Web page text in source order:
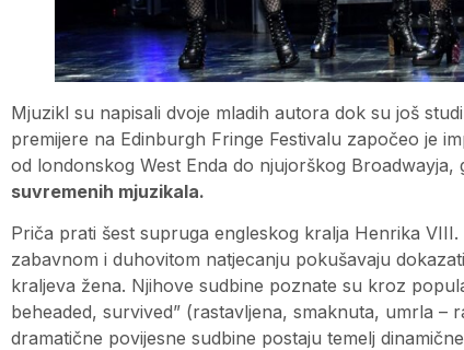
Mjuzikl su napisali dvoje mladih autora dok su još
premijere na Edinburgh Fringe Festivalu započeo je
od londonskog West Enda do njujorškog Broadwayja,
suvremenih mjuzikala.
Priča prati šest supruga engleskog kralja Henrika
zabavnom i duhovitom natjecanju pokušavaju
kraljeva žena. Njihove sudbine poznate su kroz
beheaded, survived” (rastavljena, smaknuta, umrla –
dramatične povijesne sudbine postaju temelj